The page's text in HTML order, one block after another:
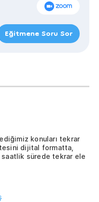
Eğitmene Soru Sor
konuları tekrar
dijital formatta,
sürede tekrar ele